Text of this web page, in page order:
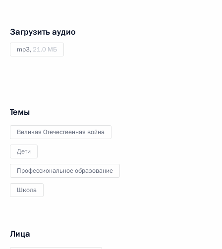
Загрузить аудио
mp3, 21.0 МБ
Темы
Великая Отечественная война
Дети
Профессиональное образование
Школа
Лица